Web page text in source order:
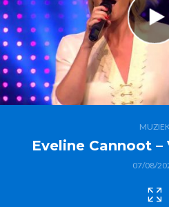
Eveline Cannoot –
07/08/